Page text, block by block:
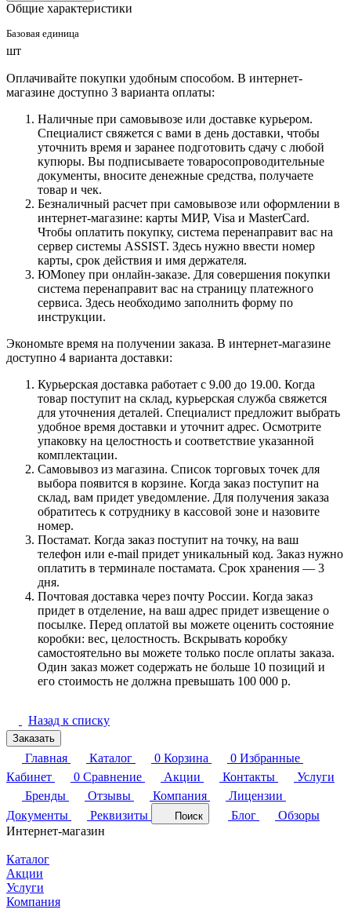
Общие характеристики
Базовая единица
шт
Оплачивайте покупки удобным способом. В интернет-
магазине доступно 3 варианта оплаты:
Наличные при самовывозе или доставке курьером.
Специалист свяжется с вами в день доставки, чтобы
уточнить время и заранее подготовить сдачу с любой
купюры. Вы подписываете товаросопроводительные
документы, вносите денежные средства, получаете
товар и чек.
Безналичный расчет при самовывозе или оформлении в
интернет-магазине: карты МИР, Visa и MasterCard.
Чтобы оплатить покупку, система перенаправит вас на
сервер системы ASSIST. Здесь нужно ввести номер
карты, срок действия и имя держателя.
ЮMoney при онлайн-заказе. Для совершения покупки
система перенаправит вас на страницу платежного
сервиса. Здесь необходимо заполнить форму по
инструкции.
Экономьте время на получении заказа. В интернет-магазине
доступно 4 варианта доставки:
Курьерская доставка работает с 9.00 до 19.00. Когда
товар поступит на склад, курьерская служба свяжется
для уточнения деталей. Специалист предложит выбрать
удобное время доставки и уточнит адрес. Осмотрите
упаковку на целостность и соответствие указанной
комплектации.
Самовывоз из магазина. Список торговых точек для
выбора появится в корзине. Когда заказ поступит на
склад, вам придет уведомление. Для получения заказа
обратитесь к сотруднику в кассовой зоне и назовите
номер.
Постамат. Когда заказ поступит на точку, на ваш
телефон или e-mail придет уникальный код. Заказ нужно
оплатить в терминале постамата. Срок хранения — 3
дня.
Почтовая доставка через почту России. Когда заказ
придет в отделение, на ваш адрес придет извещение о
посылке. Перед оплатой вы можете оценить состояние
коробки: вес, целостность. Вскрывать коробку
самостоятельно вы можете только после оплаты заказа.
Один заказ может содержать не больше 10 позиций и
его стоимость не должна превышать 100 000 р.
Назад к списку
Заказать
Главная Каталог 0 Корзина 0 Избранные
Кабинет
0 Сравнение Акции Контакты
Услуги
Бренды
Отзывы Компания
Лицензии
Документы
Реквизиты Поиск Блог
Обзоры
Интернет-магазин
Каталог
Акции
Услуги
Компания